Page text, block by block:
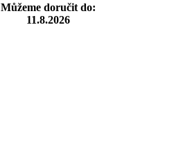
Můžeme doručit do:
11.8.2026